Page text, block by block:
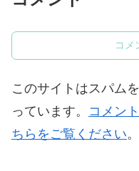
コメ
このサイトはスパム
っています。 コメン
ちらをご覧ください。